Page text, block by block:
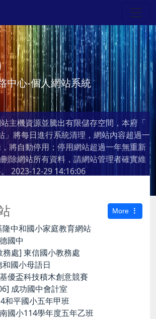
中心-個人網站系統
主機資源並騰出有限儲存空間，本府「
」將每日進行系統清理，網站內容超過一
將自動停用；停用網站超過一年無重新
除網站所有資料，請網站管理者確實維
2023-12-29 14:16:06
More
中和國小家庭教育網站
國中
務處] 東信國小教務處
國小母語日
優盃科技積木創意競賽
成功國中會計室
和平國小五年甲班
國小114學年度五年乙班